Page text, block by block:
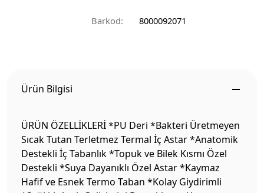
Barkod: 8000092071
Ürün Bilgisi
ÜRÜN ÖZELLİKLERİ *PU Deri *Bakteri Üretmeyen
Sıcak Tutan Terletmez Termal İç Astar *Anatomik
Destekli İç Tabanlık *Topuk ve Bilek Kısmı Özel
Destekli *Suya Dayanıklı Özel Astar *Kaymaz
Hafif ve Esnek Termo Taban *Kolay Giydirimli